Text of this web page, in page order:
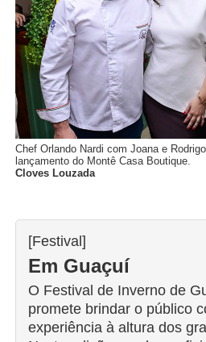
Chef Orlando Nardi com Joana e
lançamento do Montê Casa Boutique.
Cloves Louzada
[Festival]
Em Guaçuí
O Festival de Inverno de
promete brindar o público
experiência à altura dos